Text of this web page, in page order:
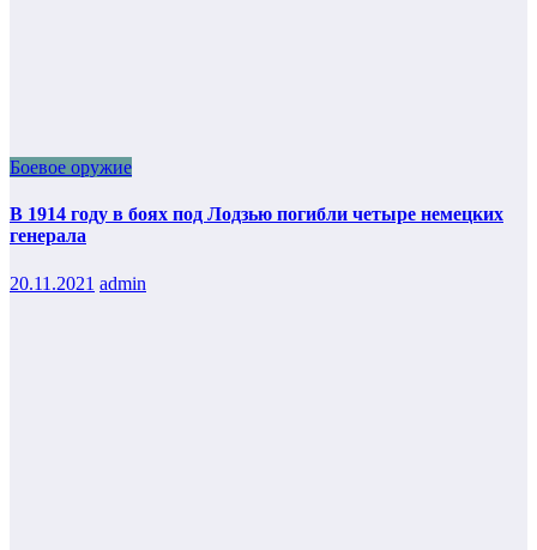
Боевое оружие
В 1914 году в боях под Лодзью погибли четыре немецких
генерала
20.11.2021 admin